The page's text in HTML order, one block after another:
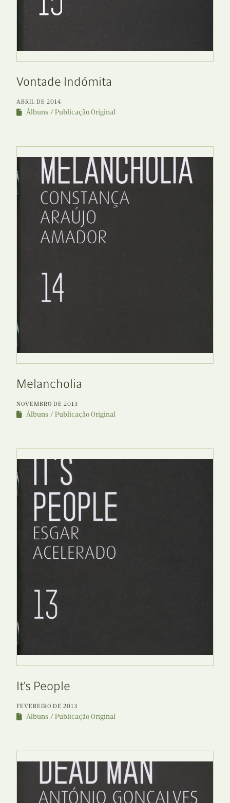
Vontade Indómita
ABRIL DE 2014
Álbuns Publicação Original
Melancholia
NOVEMBRO DE 2013
Álbuns Publicação Original
It’s People
FEVEREIRO DE 2013
Álbuns Publicação Original